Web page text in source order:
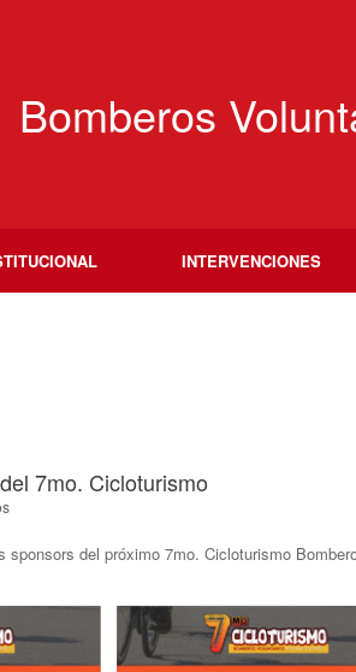
Bomberos
INTERVENCIONES
7mo. Cicloturismo
sponsors del próximo 7mo. Cicloturismo